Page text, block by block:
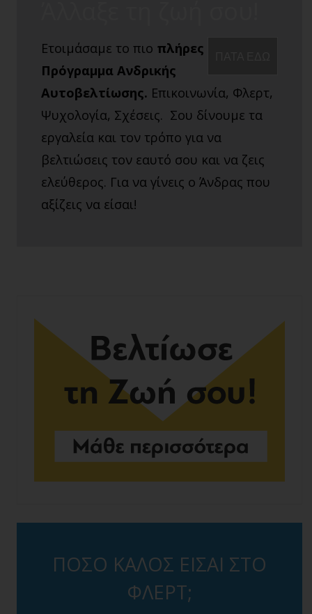
Ετοιμάσαμε το πιο πλήρες
Πρόγραμμα Ανδρικής
Αυτοβελτίωσης. Επικοινωνία, Φλερτ,
Ψυχολογία, Σχέσεις. Σου δίνουμε τα
εργαλεία και τον τρόπο για να
βελτιώσεις τον εαυτό σου και να ζεις
ελεύθερος. Για να γίνεις ο Άνδρας που
αξίζεις να είσαι!
ΠΟΣΟ ΚΑΛΟΣ ΕΙΣΑΙ ΣΤΟ
ΦΛΕΡΤ;